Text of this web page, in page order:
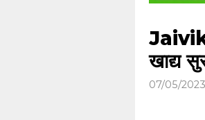
खाद्य
07/05/2023